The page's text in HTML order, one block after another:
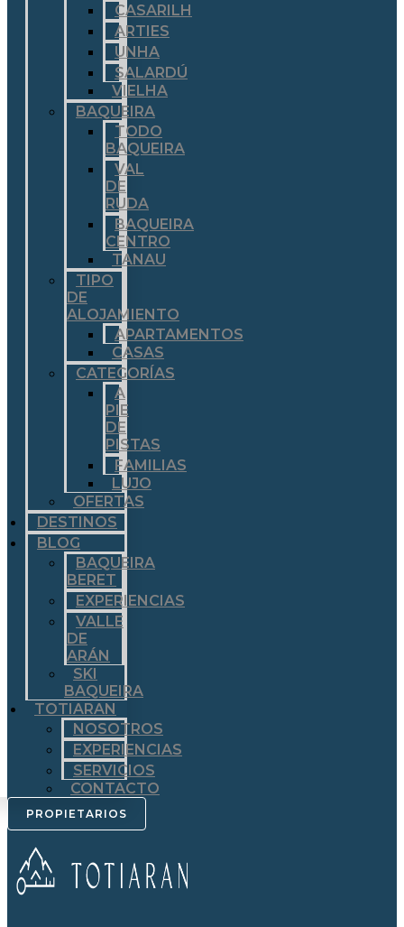
CASARILH
ARTIES
UNHA
SALARDÚ
VIELHA
BAQUEIRA
TODO
BAQUEIRA
VAL
DE
RUDA
BAQUEIRA
CENTRO
TANAU
TIPO
DE
ALOJAMIENTO
APARTAMENTOS
CASAS
CATEGORÍAS
A
PIE
DE
PISTAS
FAMILIAS
LUJO
OFERTAS
DESTINOS
BLOG
BAQUEIRA
BERET
EXPERIENCIAS
VALLE
DE
ARÁN
SKI
BAQUEIRA
TOTIARAN
NOSOTROS
EXPERIENCIAS
SERVICIOS
CONTACTO
PROPIETARIOS